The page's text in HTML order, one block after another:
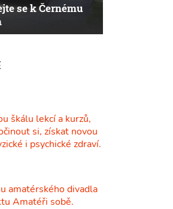
se k Černému
škálu lekcí a kurzů,
si, získat novou
i psychické zdraví.
amatérského divadla
Amatéři sobě.